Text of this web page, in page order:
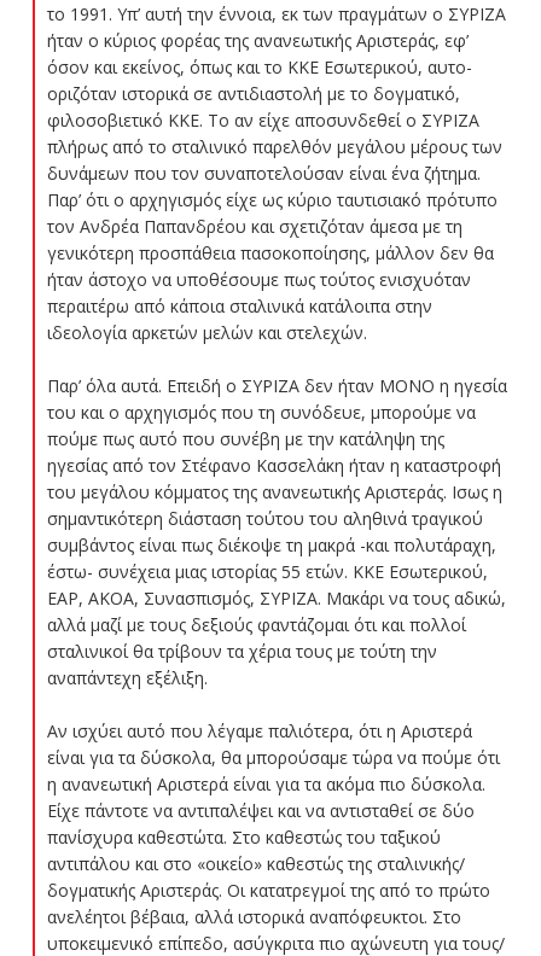
το 1991. Υπ’ αυτή την έννοια, εκ των πραγμάτων ο ΣΥΡΙΖΑ
ήταν ο κύριος φορέας της ανανεωτικής Αριστεράς, εφ’
όσον και εκείνος, όπως και το ΚΚΕ Εσωτερικού, αυτο-
οριζόταν ιστορικά σε αντιδιαστολή με το δογματικό,
φιλοσοβιετικό ΚΚΕ. Το αν είχε αποσυνδεθεί ο ΣΥΡΙΖΑ
πλήρως από το σταλινικό παρελθόν μεγάλου μέρους των
δυνάμεων που τον συναποτελούσαν είναι ένα ζήτημα.
Παρ’ ότι ο αρχηγισμός είχε ως κύριο ταυτισιακό πρότυπο
τον Ανδρέα Παπανδρέου και σχετιζόταν άμεσα με τη
γενικότερη προσπάθεια πασοκοποίησης, μάλλον δεν θα
ήταν άστοχο να υποθέσουμε πως τούτος ενισχυόταν
περαιτέρω από κάποια σταλινικά κατάλοιπα στην
ιδεολογία αρκετών μελών και στελεχών.
Παρ’ όλα αυτά. Επειδή ο ΣΥΡΙΖΑ δεν ήταν ΜΟΝΟ η ηγεσία
του και ο αρχηγισμός που τη συνόδευε, μπορούμε να
πούμε πως αυτό που συνέβη με την κατάληψη της
ηγεσίας από τον Στέφανο Κασσελάκη ήταν η καταστροφή
του μεγάλου κόμματος της ανανεωτικής Αριστεράς. Ισως η
σημαντικότερη διάσταση τούτου του αληθινά τραγικού
συμβάντος είναι πως διέκοψε τη μακρά -και πολυτάραχη,
έστω- συνέχεια μιας ιστορίας 55 ετών. ΚΚΕ Εσωτερικού,
ΕΑΡ, ΑΚΟΑ, Συνασπισμός, ΣΥΡΙΖΑ. Μακάρι να τους αδικώ,
αλλά μαζί με τους δεξιούς φαντάζομαι ότι και πολλοί
σταλινικοί θα τρίβουν τα χέρια τους με τούτη την
αναπάντεχη εξέλιξη.
Αν ισχύει αυτό που λέγαμε παλιότερα, ότι η Αριστερά
είναι για τα δύσκολα, θα μπορούσαμε τώρα να πούμε ότι
η ανανεωτική Αριστερά είναι για τα ακόμα πιο δύσκολα.
Είχε πάντοτε να αντιπαλέψει και να αντισταθεί σε δύο
πανίσχυρα καθεστώτα. Στο καθεστώς του ταξικού
αντιπάλου και στο «οικείο» καθεστώς της σταλινικής/
δογματικής Αριστεράς. Οι κατατρεγμοί της από το πρώτο
ανελέητοι βέβαια, αλλά ιστορικά αναπόφευκτοι. Στο
υποκειμενικό επίπεδο, ασύγκριτα πιο αχώνευτη για τους/